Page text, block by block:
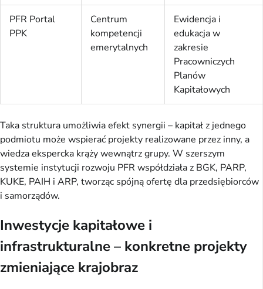
PFR Portal
PPK
Centrum
kompetencji
emerytalnych
Ewidencja i
edukacja w
zakresie
Pracowniczych
Planów
Kapitałowych
Taka struktura umożliwia efekt synergii – kapitał z jednego
podmiotu może wspierać projekty realizowane przez inny, a
wiedza ekspercka krąży wewnątrz grupy. W szerszym
systemie instytucji rozwoju PFR współdziała z BGK, PARP,
KUKE, PAIH i ARP, tworząc spójną ofertę dla przedsiębiorców
i samorządów.
Inwestycje kapitałowe i
infrastrukturalne – konkretne projekty
zmieniające krajobraz